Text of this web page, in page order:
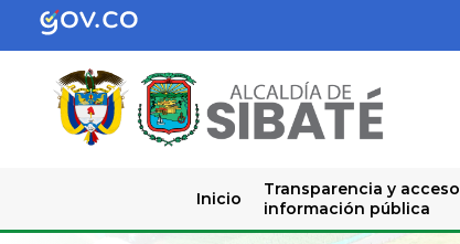
Inicio
Transparencia y acceso
información pública